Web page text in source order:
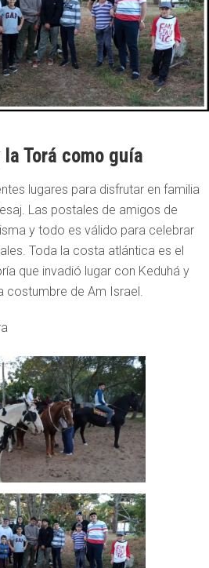
Torá como guía
lugares para disfrutar en familia
Las postales de amigos de
y todo es válido para celebrar
Toda la costa atlántica es el
que invadió lugar con Keduhá y
costumbre de Am Israel.